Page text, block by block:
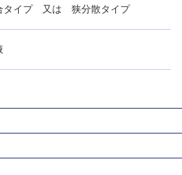
タイプ 又は 狭分散タイプ